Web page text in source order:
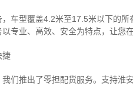
车型覆盖4.2米至17.5米以下的
专业、高效、安全为特点，让您
捷
们推出了零担配货服务。支持淮